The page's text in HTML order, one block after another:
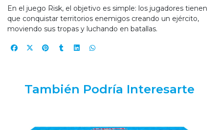
En el juego Risk, el objetivo es simple: los jugadores tienen
que conquistar territorios enemigos creando un ejército,
moviendo sus tropas y luchando en batallas.
También Podría Interesarte